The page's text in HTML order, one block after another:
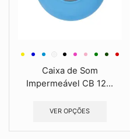
Caixa de Som
Impermeável CB 12...
VER OPÇÕES